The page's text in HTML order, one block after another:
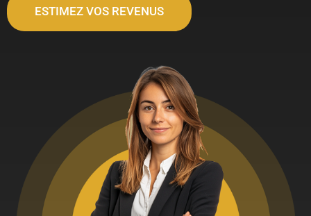
ESTIMEZ VOS REVENUS